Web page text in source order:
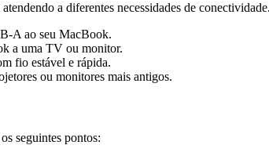
a diferentes necessidades de
A ao seu MacBook.
a uma TV ou monitor.
fio estável e rápida.
ou monitores mais antigos.
seguintes pontos: